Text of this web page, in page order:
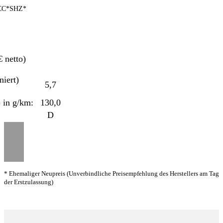
5,7
g/km:
130,0
D
* Ehemaliger Neupreis (Unverbindliche Preisempfehlung des Herstellers am Tag
der Erstzulassung)